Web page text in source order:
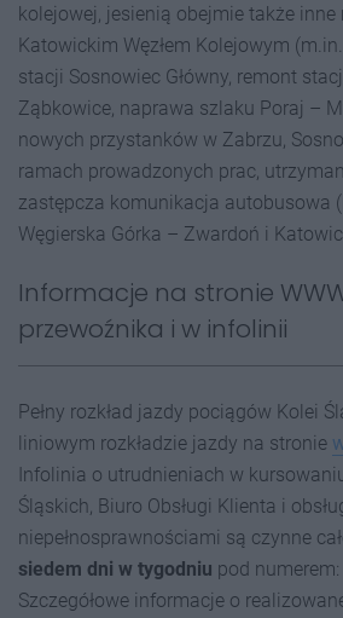
kolejowej, jesienią obejmie także inne
Katowickim Węzłem Kolejowym
stacji Sosnowiec Główny, remont
Ząbkowice, naprawa szlaku Poraj –
nowych przystanków w Zabrzu,
ramach prowadzonych prac,
zastępcza komunikacja autobusowa
Węgierska Górka – Zwardoń i
Informacje na stronie
przewoźnika i w infolinii
Pełny rozkład jazdy pociągów Kolei
liniowym rozkładzie jazdy na stronie
Infolinia o utrudnieniach w
Śląskich, Biuro Obsługi Klienta i
niepełnosprawnościami są czynne
siedem dni w tygodniu pod numerem:
Szczegółowe informacje o